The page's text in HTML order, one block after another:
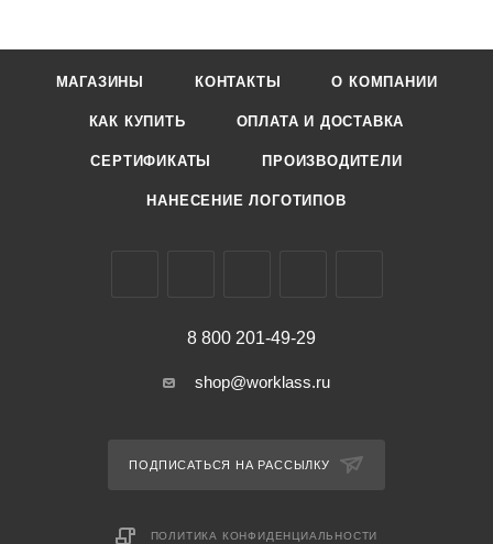
МАГАЗИНЫ КОНТАКТЫ О КОМПАНИИ
КАК КУПИТЬ ОПЛАТА И ДОСТАВКА
СЕРТИФИКАТЫ ПРОИЗВОДИТЕЛИ
НАНЕСЕНИЕ ЛОГОТИПОВ
8 800 201-49-29
shop@worklass.ru
ПОДПИСАТЬСЯ НА РАССЫЛКУ
ПОЛИТИКА КОНФИДЕНЦИАЛЬНОСТИ